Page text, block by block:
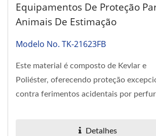
Equipamentos De Proteção
Animais De Estimação
Modelo No. TK-21623FB
Este material é composto de Kevlar e
Poliéster, oferecendo proteção
contra ferimentos acidentais por
Detalhes